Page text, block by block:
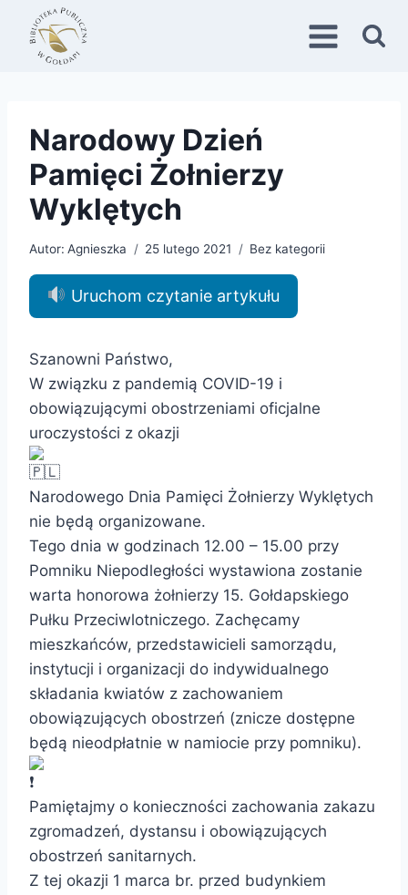
Przejdź
treści
Narodowy Dzień
Pamięci Żołnierzy
Wyklętych
Autor: Agnieszka 25 lutego 2021 Bez kategorii
Uruchom czytanie artykułu
Szanowni Państwo,
W związku z pandemią COVID-19 i
obowiązującymi obostrzeniami oficjalne
uroczystości z okazji
Narodowego Dnia Pamięci Żołnierzy Wyklętych
nie będą organizowane.
Tego dnia w godzinach 12.00 – 15.00 przy
Pomniku Niepodległości wystawiona zostanie
warta honorowa żołnierzy 15. Gołdapskiego
Pułku Przeciwlotniczego. Zachęcamy
mieszkańców, przedstawicieli samorządu,
instytucji i organizacji do indywidualnego
składania kwiatów z zachowaniem
obowiązujących obostrzeń (znicze dostępne
będą nieodpłatnie w namiocie przy pomniku).
Pamiętajmy o konieczności zachowania zakazu
zgromadzeń, dystansu i obowiązujących
obostrzeń sanitarnych.
Z tej okazji 1 marca br. przed budynkiem